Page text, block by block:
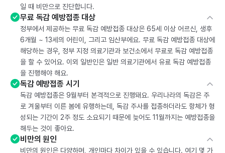
일 때 비만으로 진단합니다.
무료 독감 예방접종 대상
정부에서 제공하는 무료 독감 예방접종 대상은 65세 이상 어르신, 생후
6개월 ~ 13세의 어린이, 그리고 임산부에요. 무료 독감 예방접종 대상에
해당하는 경우, 정부 지정 의료기관과 보건소에서 무료로 독감 예방접종
을 할 수 있어요. 이외 일반인은 일반 의료기관에서 유료 독감 예방접종
을 진행해야 해요.
독감 예방접종 시기
독감 예방접종은 9월부터 본격적으로 진행돼요. 우리나라의 독감은 주
로 겨울부터 이른 봄에 유행하는데, 독감 주사를 접종하더라도 항체가 형
성되는 기간이 2주 정도 소요되기 때문에 늦어도 11월까지는 예방접종을
해두는 것이 좋아요.
비만의 원인
비만의 원인은 다양하며, 개인마다 차이가 있을 수 있습니다. 여기 몇 가